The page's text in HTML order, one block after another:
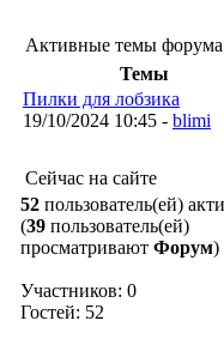
Активные темы форума
Темы
Пилки для лобзика
19/10/2024 10:45 - blimi
Сейчас на сайте
52 пользователь(ей)
(39 пользователь(ей)
просматривают Форум)
Участников: 0
Гостей: 52